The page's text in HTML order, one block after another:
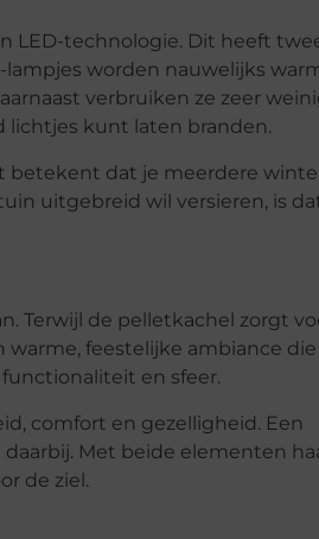
LED-technologie. Dit heeft
worden nauwelijks
verbruiken ze zeer
lichtjes kunt laten branden.
betekent dat je meerdere
uitgebreid wil versieren, is
Terwijl de pelletkachel zorgt
feestelijke ambiance
en sfeer.
comfort en gezelligheid. Een
Met beide elementen
de ziel.